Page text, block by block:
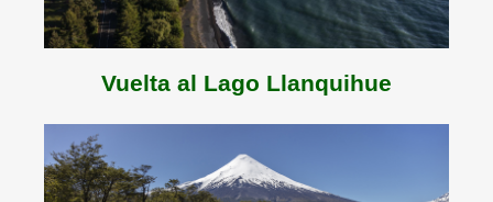
Vuelta al Lago Llanquihue